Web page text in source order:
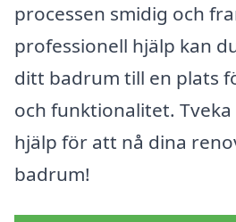
processen smidig och
professionell hjälp kan
ditt badrum till en plats
och funktionalitet.
hjälp för att nå dina
badrum!